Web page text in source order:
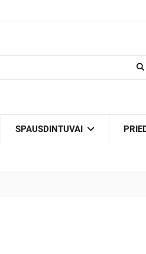
SPAUSDINTUVAI